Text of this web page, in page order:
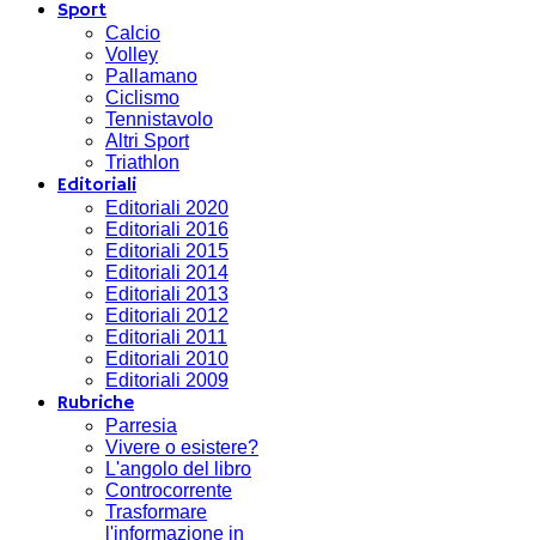
Sport
Calcio
Volley
Pallamano
Ciclismo
Tennistavolo
Altri Sport
Triathlon
Editoriali
Editoriali 2020
Editoriali 2016
Editoriali 2015
Editoriali 2014
Editoriali 2013
Editoriali 2012
Editoriali 2011
Editoriali 2010
Editoriali 2009
Rubriche
Parresia
Vivere o esistere?
L'angolo del libro
Controcorrente
Trasformare
l'informazione in